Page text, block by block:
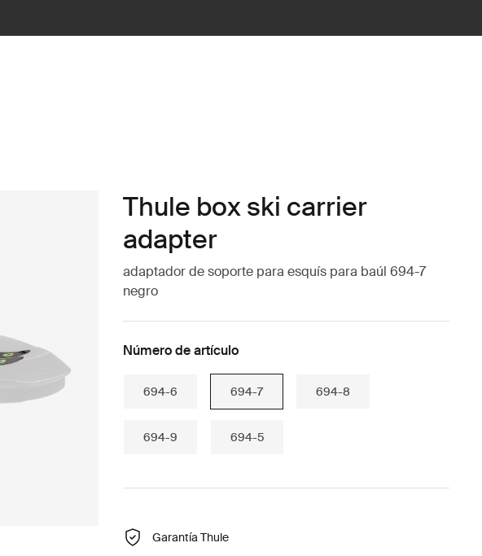
Thule box ski carrier
adapter
adaptador de soporte para esquís para baúl 694-7
negro
Número de artículo
694-6 694-7 694-8
694-9 694-5
Garantía Thule